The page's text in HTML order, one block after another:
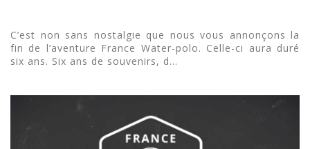
C’est non sans nostalgie que nous vous annonçons la
fin de l’aventure France Water-polo. Celle-ci aura duré
six ans. Six ans de souvenirs, d...